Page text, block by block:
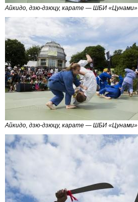
Айкидо, дзю-дзюцу, карате — ШБИ «Цунами»
Айкидо, дзю-дзюцу, карате — ШБИ «Цунами»